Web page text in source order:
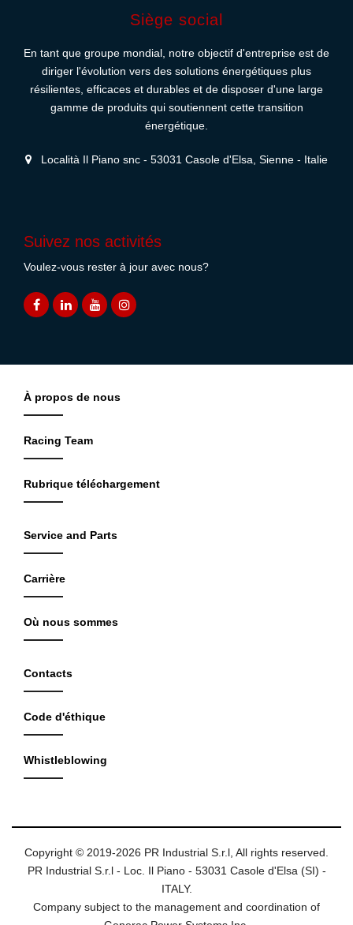
Siège social
En tant que groupe mondial, notre objectif d'entreprise est de
diriger l'évolution vers des solutions énergétiques plus
résilientes, efficaces et durables et de disposer d'une large
gamme de produits qui soutiennent cette transition
énergétique.
Località Il Piano snc - 53031 Casole d'Elsa, Sienne - Italie
Suivez nos activités
Voulez-vous rester à jour avec nous?
À propos de nous
Racing Team
Rubrique téléchargement
Service and Parts
Carrière
Où nous sommes
Contacts
Code d'éthique
Whistleblowing
Copyright © 2019-2026 PR Industrial S.r.l, All rights reserved.
PR Industrial S.r.l - Loc. Il Piano - 53031 Casole d'Elsa (SI) -
ITALY.
Company subject to the management and coordination of